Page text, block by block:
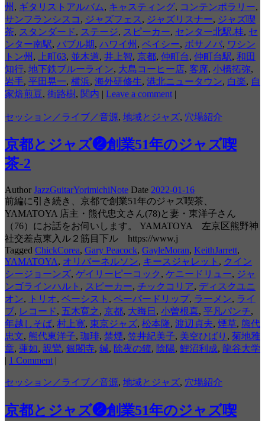
州 , ギタリストアルバム, キャスティング, コンテンポラリー,
サンフランシスコ , ジャズフェス , ジャズリスナー, ジャズ喫
茶, スタンダード, ステージ, スピーカー, センター北駅.桂, セ
ンター南駅, バブル期, ハワイ州 , ベイシー, ボサノバ, ワシン
トン州 , 上町63, 並木道, 井上智, 京都, 仲町台, 仲町台駅, 和田
知行, 地下鉄ブルーライン, 大島コーヒー店, 客席, 小橋拓弥,
岩手, 平田晃一, 横浜, 海外研修生, 港北ニュータウン, 白楽, 自
家焙煎豆, 街路樹, 関内 | Leave a comment |
セッション／ライブ／音源, 地域とジャズ, 穴場紹介
京都とジャズ❷創業51年のジャズ喫
茶-2
Author JazzGuitarYorimichiNote Date 2022-01-16
前編に引き続き、京都で創業51年のジャズ喫茶、
YAMATOYA 店主・熊代忠文さん(78)と妻・東洋子さん
（76）にお話をお伺いします。 YAMATOYA 左京区熊野神
社交差点東入ル２筋目下ル https://www.j
Tagged ChickCorea, Gary Peacock, GayleMoran, KeithJarrett,
YAMATOYA, オリバーネルソン, キースジャレット , クイン
シージョーンズ, ゲイリーピーコック , ケニードリュー, ジャ
ンゴラインハルト , スピーカー, チックコリア, ディスクユニ
オン, トリオ, ベーシスト , ペーパードリップ, ラーメン, ライ
ブ, レコード, 五木寛之, 京都, 大晦日 , 小曽根真, 平凡パンチ,
年越しそば, 村上寛, 東京ジャズ, 松本隆, 渡辺貞夫, 煙草, 熊代
忠文, 熊代東洋子, 珈琲, 禁煙, 笠井紀美子, 美空ひばり , 菊地雅
章, 蓮如, 親鸞, 銀閣寺, 鍼, 除夜の鐘, 陰陽, 鯉沼利成, 龍谷大学
| 1 Comment |
セッション／ライブ／音源, 地域とジャズ, 穴場紹介
京都とジャズ❷創業51年のジャズ喫